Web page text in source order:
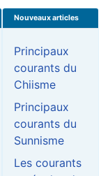
Nouveaux articles
Principaux
courants du
Chiisme
Principaux
courants du
Sunnisme
Les courants